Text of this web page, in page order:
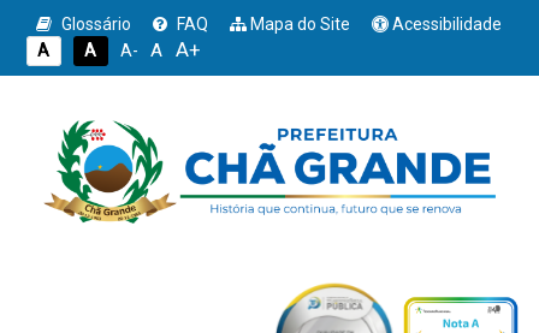
Glossário FAQ Mapa do Site
Acessibilidade
A
A A- A A+